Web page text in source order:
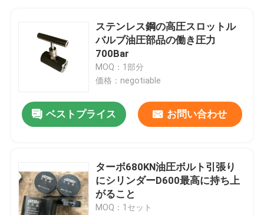
ステンレス鋼の高圧スロットル
バルブ油圧部品の働き圧力
700Bar
MOQ：1部分
価格：negotiable
ベストプライス お問い合わせ
ターボ680KN油圧ボルト引張り
にシリンダーD600最高に持ち上
がること
MOQ：1セット